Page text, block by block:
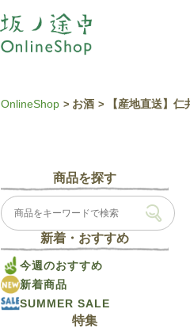
OnlineShop お酒 【産地直送】
商品を探す
新着・おすすめ
今週のおすすめ
新着商品
SUMMER SALE
特集